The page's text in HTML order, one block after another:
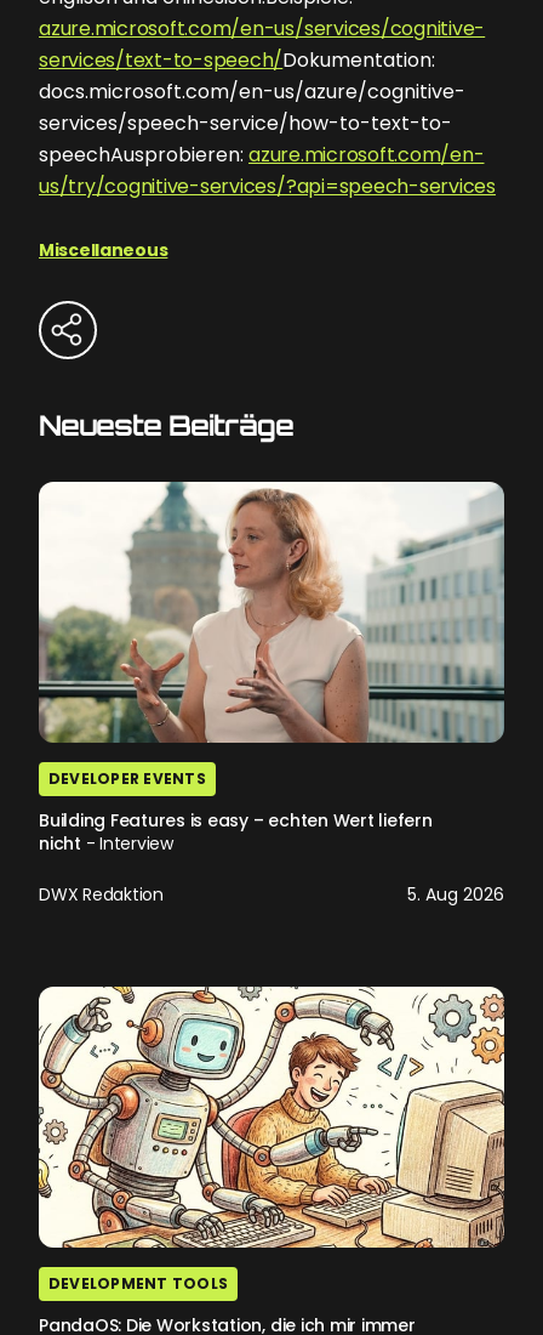
azure.microsoft.com/en-us/services/cognitive-
services/text-to-speech/Dokumentation:
docs.microsoft.com/en-us/azure/cognitive-
services/speech-service/how-to-text-to-
speechAusprobieren: azure.microsoft.com/en-
us/try/cognitive-services/?api=speech-services
Miscellaneous
Neueste Beiträge
DEVELOPER EVENTS
Building Features is easy – echten Wert liefern
nicht - Interview
DWX Redaktion 5. Aug 2026
DEVELOPMENT TOOLS
PandaOS: Die Workstation, die ich mir immer